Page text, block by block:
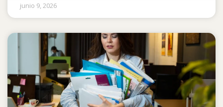
junio 9, 2026